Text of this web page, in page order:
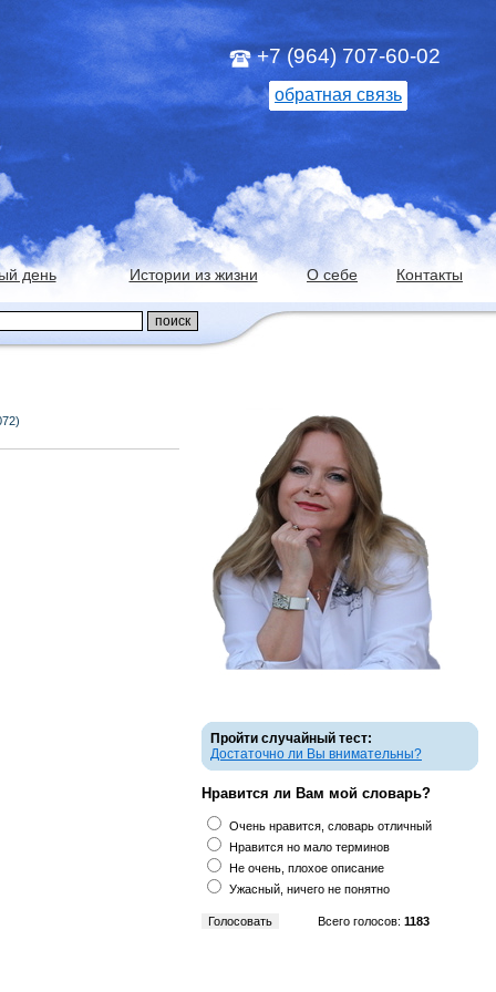
+7 (964) 707-60-02
обратная связь
день Истории из жизни О себе Контакты
Пройти случайный тест:
Достаточно ли Вы внимательны?
Нравится ли Вам мой словарь?
Очень нравится, словарь отличный
Нравится но мало терминов
Не очень, плохое описание
Ужасный, ничего не понятно
Всего голосов: 1183